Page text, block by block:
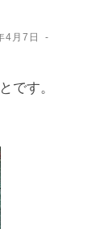
4月7日
-
です。